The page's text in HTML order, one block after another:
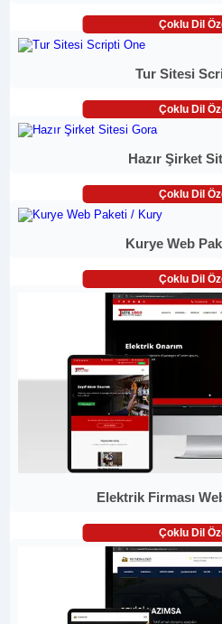
Çoklu Dil
Tur Sitesi
Çoklu Dil
Hazır Şirket
Çoklu Dil
Kurye Web
Çoklu Dil
Elektrik Firması
Çoklu Dil